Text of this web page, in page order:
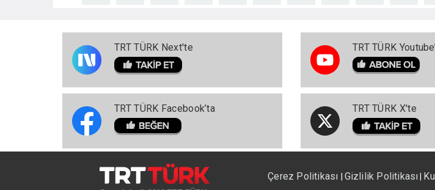
TRT TÜRK Next'te
TRT TÜRK Facebook’ta
TRT TÜRK
TRT TÜRK X'te
Çerez Politikası Gizlilik Politikası